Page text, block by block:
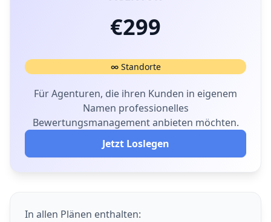
€299
∞ Standorte
Für Agenturen, die ihren Kunden in eigenem
Namen professionelles
Bewertungsmanagement anbieten möchten.
Jetzt Loslegen
In allen Plänen enthalten: